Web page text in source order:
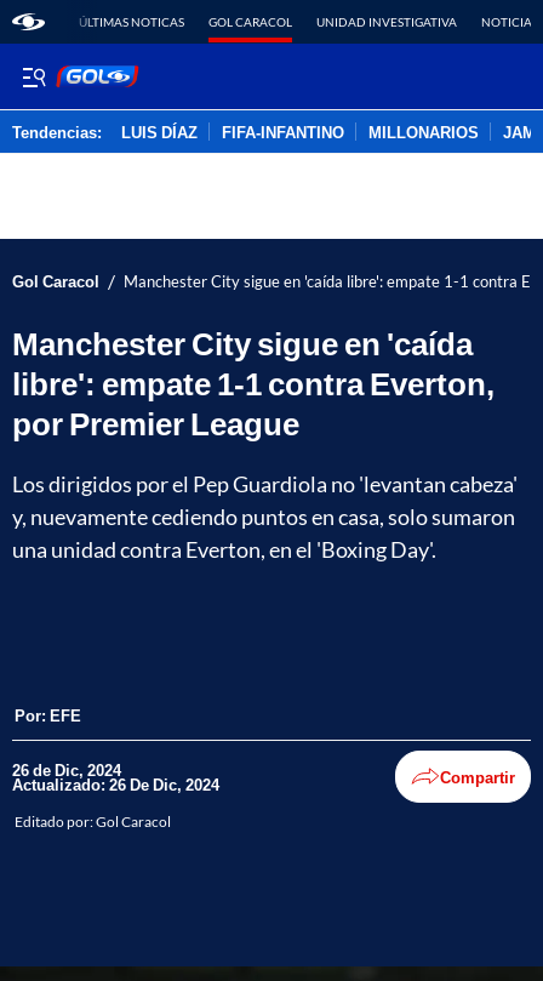
ÚLTIMAS NOTICAS GOL CARACOL UNIDAD INVESTIGATIVA NOTICIAS
Tendencias: LUIS DÍAZ FIFA-INFANTINO MILLONARIOS
Gol Caracol / Manchester City sigue en 'caída libre': empate 1-1 contra
Manchester City sigue en 'caída
libre': empate 1-1 contra Everton,
por Premier League
Los dirigidos por el Pep Guardiola no 'levantan cabeza'
y, nuevamente cediendo puntos en casa, solo sumaron
una unidad contra Everton, en el 'Boxing Day'.
Por: EFE
26 de Dic, 2024
Actualizado: 26 De Dic, 2024 Compartir
Editado por:Gol Caracol